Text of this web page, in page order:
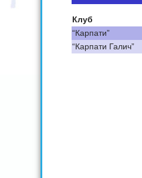
Клуб
“Карпати”
“Карпати Галич”